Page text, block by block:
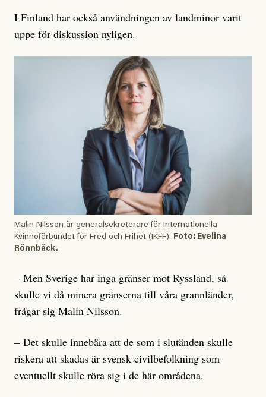
I Finland har också användningen av landminor varit
uppe för diskussion nyligen.
Malin Nilsson är generalsekreterare för Internationella
Kvinnoförbundet för Fred och Frihet (IKFF). Foto: Evelina
Rönnbäck.
– Men Sverige har inga gränser mot Ryssland, så
skulle vi då minera gränserna till våra grannländer,
frågar sig Malin Nilsson.
– Det skulle innebära att de som i slutänden skulle
riskera att skadas är svensk civilbefolkning som
eventuellt skulle röra sig i de här områdena.